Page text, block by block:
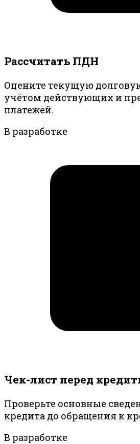
Рассчитать ПДН
Оцените текущую
учётом действующих и
платежей.
В разработке
Чек-лист перед
Проверьте основные
кредита до обращения к
В разработке